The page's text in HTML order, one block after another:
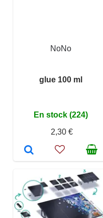
NoNo
glue 100 ml
En stock (224)
2,30 €